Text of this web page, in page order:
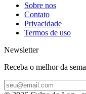
Sobre nos
Contato
Privacidade
Termos de uso
Newsletter
Receba o melhor da